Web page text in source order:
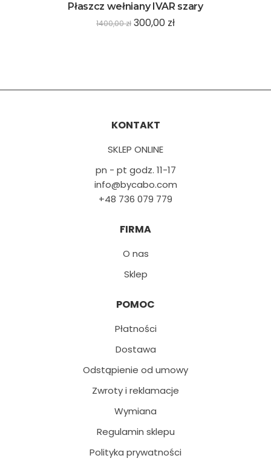
Płaszcz wełniany IVAR szary
1400,00zł 300,00 zł
KONTAKT
SKLEP ONLINE
pn - pt godz. 11-17
info@bycabo.com
+48 736 079 779
FIRMA
O nas
Sklep
POMOC
Płatności
Dostawa
Odstąpienie od umowy
Zwroty i reklamacje
Wymiana
Regulamin sklepu
Polityka prywatności